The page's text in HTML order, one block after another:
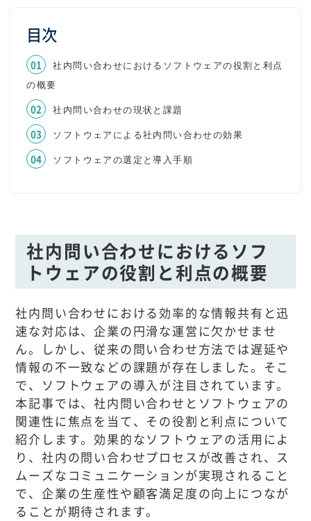
目次
社内問い合わせにおけるソフトウェアの役割と利点
の概要
社内問い合わせの現状と課題
ソフトウェアによる社内問い合わせの効果
ソフトウェアの選定と導入手順
社内問い合わせにおけるソフ
トウェアの役割と利点の概要
社内問い合わせにおける効率的な情報共有と迅
速な対応は、企業の円滑な運営に欠かせませ
ん。しかし、従来の問い合わせ方法では遅延や
情報の不一致などの課題が存在しました。そこ
で、ソフトウェアの導入が注目されています。
本記事では、社内問い合わせとソフトウェアの
関連性に焦点を当て、その役割と利点について
紹介します。効果的なソフトウェアの活用によ
り、社内の問い合わせプロセスが改善され、ス
ムーズなコミュニケーションが実現されること
で、企業の生産性や顧客満足度の向上につなが
ることが期待されます。